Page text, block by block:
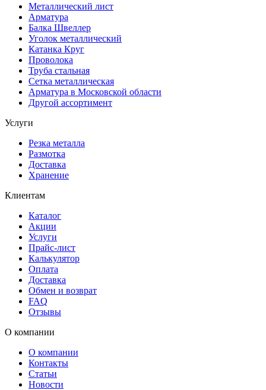
Металлический лист
Арматура
Балка Швеллер
Уголок металлический
Катанка Круг
Проволока
Труба стальная
Сетка металлическая
Арматура в Московской области
Другой ассортимент
Услуги
Резка металла
Размотка
Доставка
Хранение
Клиентам
Каталог
Акции
Услуги
Прайс-лист
Калькулятор
Оплата
Доставка
Обмен и возврат
FAQ
Отзывы
О компании
О компании
Контакты
Статьи
Новости